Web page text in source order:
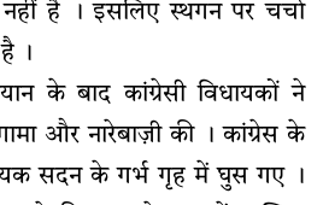
है । इसलिए स्थगन पर चर्चा
।
के बाद कांग्रेसी विधायकों ने
और नारेबाज़ी की । कांग्रेस के
सदन के गर्भ गृह में घुस गए ।